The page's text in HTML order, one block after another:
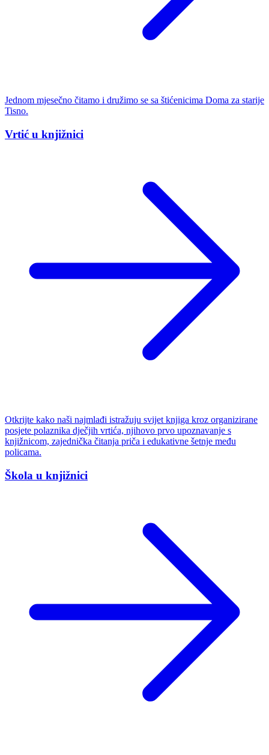
Jednom mjesečno čitamo i družimo se sa štićenicima Doma za starije
Tisno.
Vrtić u knjižnici
Otkrijte kako naši najmlađi istražuju svijet knjiga kroz organizirane
posjete polaznika dječjih vrtića, njihovo prvo upoznavanje s
knjižnicom, zajednička čitanja priča i edukativne šetnje među
policama.
Škola u knjižnici